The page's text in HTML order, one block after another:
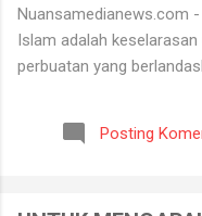
Nuansamedianews.com
Islam adalah
perbuatan yang
mana seseorang hidup
menjunjung tinggi
Posting